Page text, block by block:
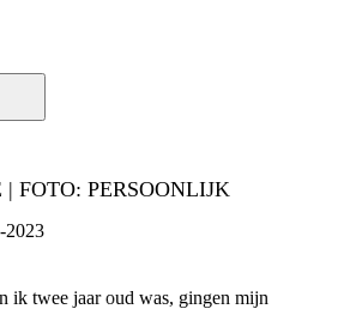
| FOTO: PERSOONLIJK
2023
ik twee jaar oud was, gingen mijn